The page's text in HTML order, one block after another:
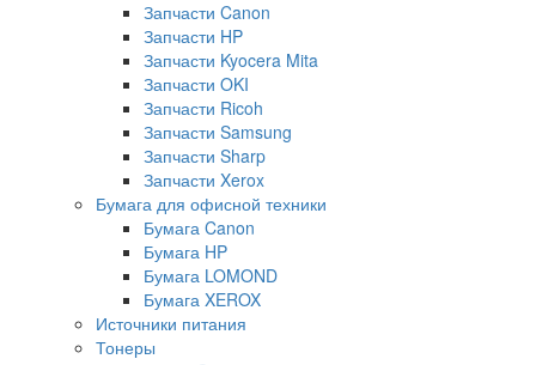
Запчасти Canon
Запчасти HP
Запчасти Kyocera Mita
Запчасти OKI
Запчасти Ricoh
Запчасти Samsung
Запчасти Sharp
Запчасти Xerox
Бумага для офисной техники
Бумага Canon
Бумага HP
Бумага LOMOND
Бумага XEROX
Источники питания
Тонеры